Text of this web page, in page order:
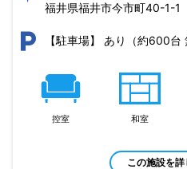
福井県福井市今市町40-1-1
【駐車場】 あり（約600台
控室 和室
この施設を詳